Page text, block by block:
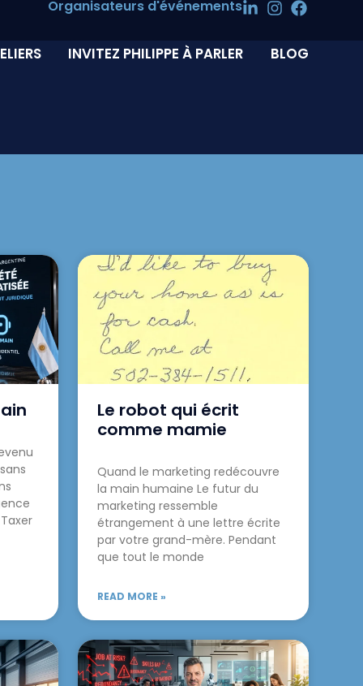
Organisateurs d'événements
INVITEZ PHILIPPE À PARLER BLOG
Le robot qui écrit
comme mamie
Quand le marketing redécouvre
la main humaine Le futur du
marketing ressemble
étrangement à une lettre écrite
par votre grand-mère. Pendant
que tout le monde
READ MORE »